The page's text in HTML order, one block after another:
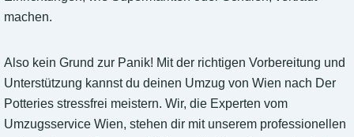
machen.
Also kein Grund zur Panik! Mit der richtigen Vorbereitung und
Unterstützung kannst du deinen Umzug von Wien nach Der
Potteries stressfrei meistern. Wir, die Experten vom
Umzugsservice Wien, stehen dir mit unserem professionellen